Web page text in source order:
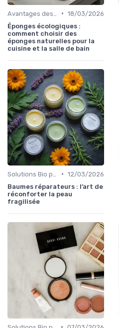
• 18/03/2026
Éponges écologiques :
comment choisir des
éponges naturelles pour la
cuisine et la salle de bain
• 12/03/2026
Baumes réparateurs : l’art de
réconforter la peau
fragilisée